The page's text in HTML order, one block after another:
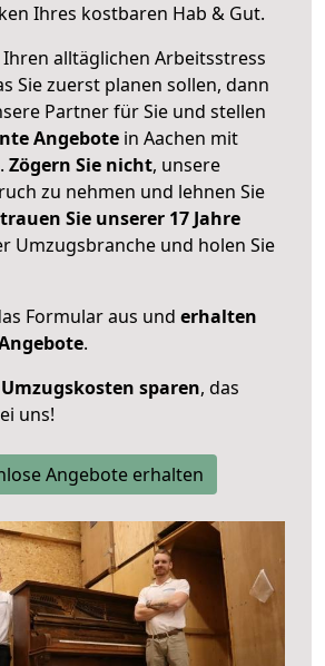
Ihres kostbaren Hab & Gut.
alltäglichen Arbeitsstress
Sie zuerst planen sollen, dann
Partner für Sie und stellen
Angebote in Aachen mit
Zögern Sie nicht, unsere
zu nehmen und lehnen Sie
Sie unserer 17 Jahre
Umzugsbranche und holen Sie
Formular aus und erhalten
.
Umzugskosten sparen, das
uns!
Angebote erhalten